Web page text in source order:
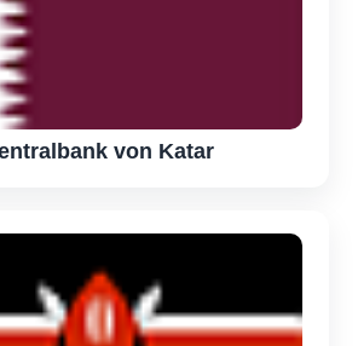
von Katar